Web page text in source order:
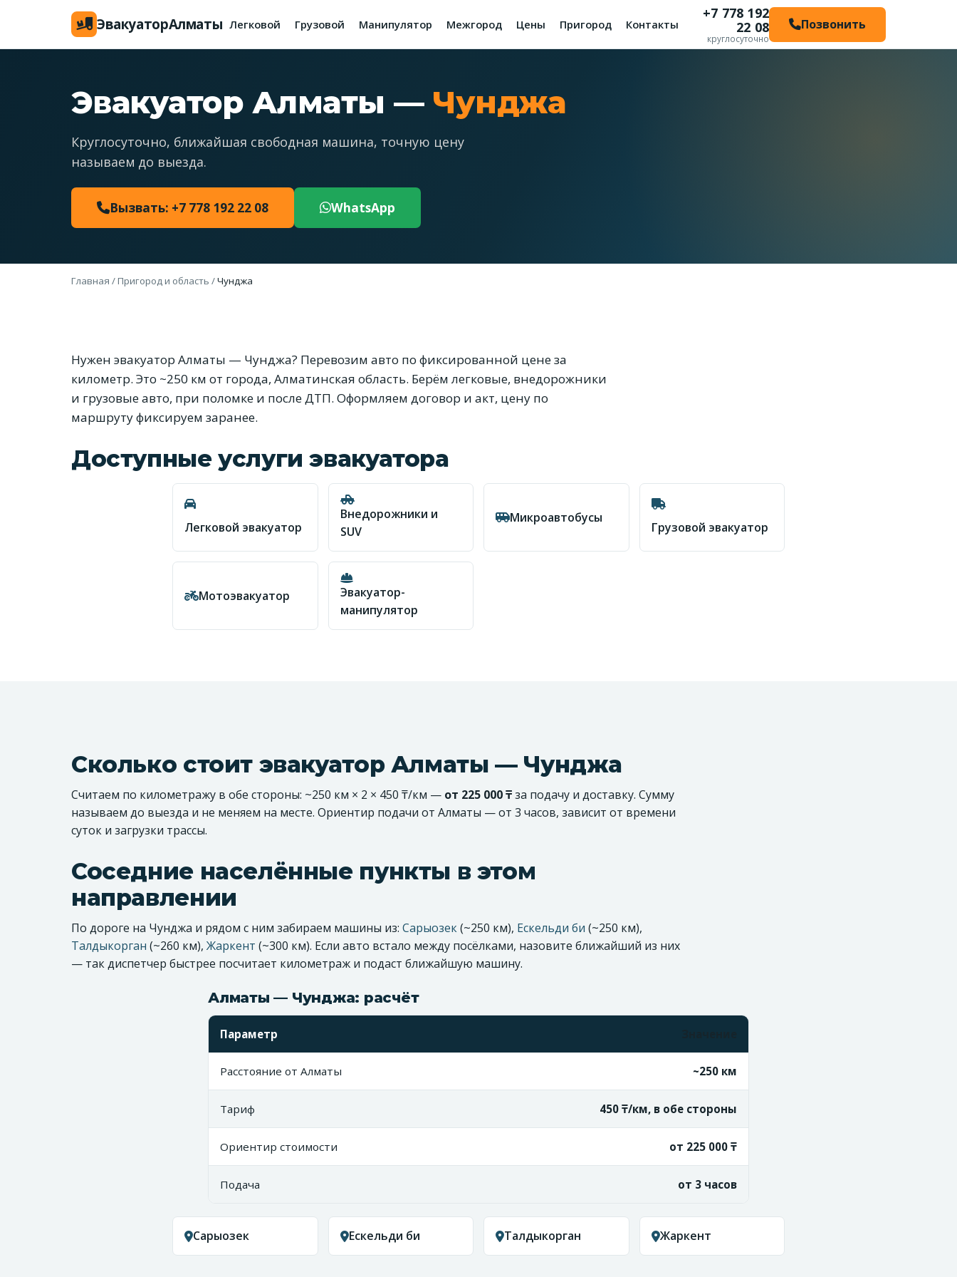
ЭвакуаторАлматы Легковой Грузовой Манипулятор Межгород Цены Пригород Контакты
+7 778 192
22 08
круглосуточно
Позвонить
Эвакуатор Алматы — Чунджа
Круглосуточно, ближайшая свободная машина, точную цену
называем до выезда.
Вызвать: +7 778 192 22 08 WhatsApp
Главная /Пригород и область /Чунджа
Нужен эвакуатор Алматы — Чунджа? Перевозим авто по фиксированной цене за
километр. Это ~250 км от города, Алматинская область. Берём легковые, внедорожники
и грузовые авто, при поломке и после ДТП. Оформляем договор и акт, цену по
маршруту фиксируем заранее.
Доступные услуги эвакуатора
Легковой эвакуатор
Внедорожники и
SUV
Микроавтобусы
Грузовой эвакуатор
Мотоэвакуатор
Эвакуатор-
манипулятор
Сколько стоит эвакуатор Алматы — Чунджа
Считаем по километражу в обе стороны: ~250 км × 2 × 450 ₸/км — от 225 000 ₸за подачу и доставку. Сумму
называем до выезда и не меняем на месте. Ориентир подачи от Алматы — от 3 часов, зависит от времени
суток и загрузки трассы.
Соседние населённые пункты в этом
направлении
По дороге на Чунджа и рядом с ним забираем машины из: Сарыозек(~250 км), Ескельди би (~250 км),
Талдыкорган (~260 км), Жаркент (~300 км). Если авто встало между посёлками, назовите ближайший из них
— так диспетчер быстрее посчитает километраж и подаст ближайшую машину.
Алматы — Чунджа: расчёт
Параметр
Расстояние от Алматы ~250 км
Тариф 450 ₸/км, в обе стороны
Ориентир стоимости от 225 000 ₸
Подача от 3 часов
Сарыозек Ескельди би Талдыкорган Жаркент